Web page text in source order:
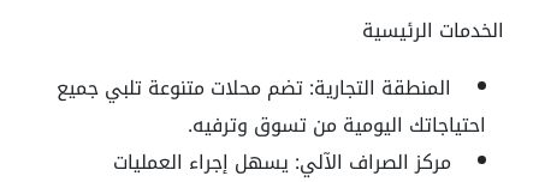
الخدمات الرئيسية
المنطقة التجارية:تضم محلات متنوعة تلبي جميع
احتياجاتك اليومية من تسوق وترفيه.
مركز الصراف الآلي:يسهل إجراء العمليات